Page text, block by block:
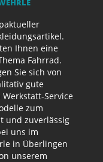
Ihnen eine
Fahrrad.
Sie sich von
gute
Service
zum
und zuverlässig
uns im
in Überlingen
unserem